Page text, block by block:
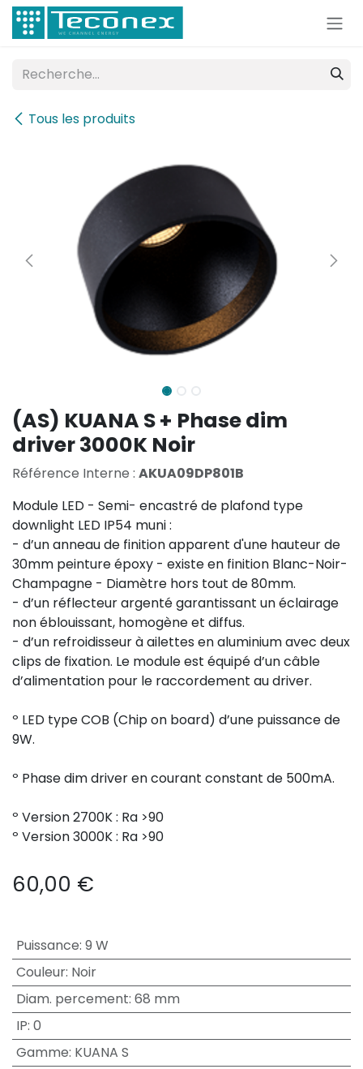
Se rendre au contenu
Tous les produits
(AS) KUANA S + Phase dim
driver 3000K Noir
Référence Interne : AKUA09DP801B
Module LED - Semi- encastré de plafond type
downlight LED IP54 muni :
- d’un anneau de finition apparent d'une hauteur de
30mm peinture époxy - existe en finition Blanc-Noir-
Champagne - Diamètre hors tout de 80mm.
- d’un réflecteur argenté garantissant un éclairage
non éblouissant, homogène et diffus.
- d’un refroidisseur à ailettes en aluminium avec deux
clips de fixation. Le module est équipé d’un câble
d’alimentation pour le raccordement au driver.
º LED type COB (Chip on board) d’une puissance de
9W.
º Phase dim driver en courant constant de 500mA.
º Version 2700K : Ra >90
º Version 3000K : Ra >90
60,00 €
Puissance: 9 W
Couleur: Noir
Diam. percement: 68 mm
IP: 0
Gamme: KUANA S